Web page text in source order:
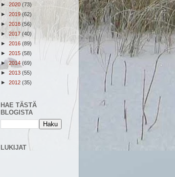
► 2020 (73)
► 2019(62)
► 2018(56)
► 2017 (40)
► 2016 (89)
► 2015 (58)
►2014 (69)
► 2013 (55)
► 2012 (35)
HAE TÄSTÄ
BLOGISTA
LUKIJAT